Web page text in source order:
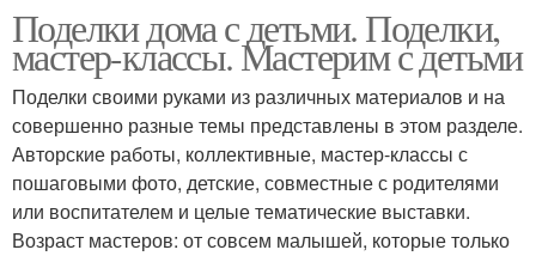
Поделки дома с детьми. Поделки,
мастер-классы. Мастерим с детьми
Поделки своими руками из различных материалов и на
совершенно разные темы представлены в этом разделе.
Авторские работы, коллективные, мастер-классы с
пошаговыми фото, детские, совместные с родителями
или воспитателем и целые тематические выставки.
Возраст мастеров: от совсем малышей, которые только